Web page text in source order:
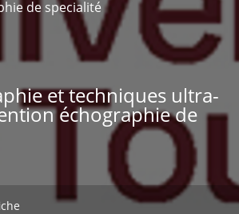
de specialité
et techniques ultra-
échographie de